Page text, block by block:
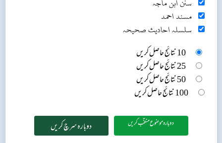
مسند احمد
سلسلہ احادیث صحیحہ
10 نتائج حاصل کریں
25 نتائج حاصل کریں
50 نتائج حاصل کریں
100 نتائج حاصل کریں
دوبارہ موضوع منتخب کریں